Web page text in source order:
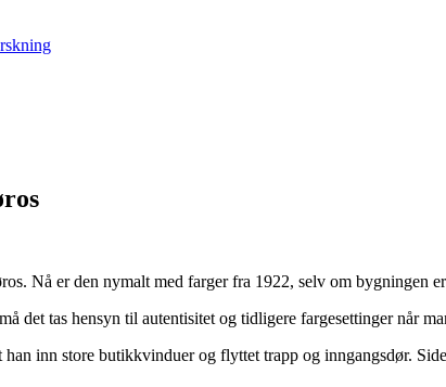
Nå er den nymalt med farger fra 1922, selv om bygningen
det tas hensyn til autentisitet og tidligere fargesettinger når
inn store butikkvinduer og flyttet trapp og inngangsdør.